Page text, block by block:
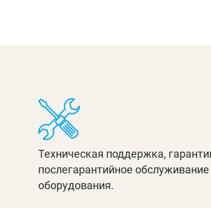
Техническая поддержка,
послегарантийное обслуживание
оборудования.